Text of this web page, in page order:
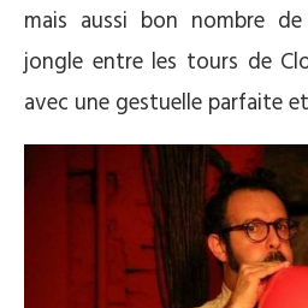
mais aussi bon nombre
jongle entre les tours de
avec une gestuelle parfaite